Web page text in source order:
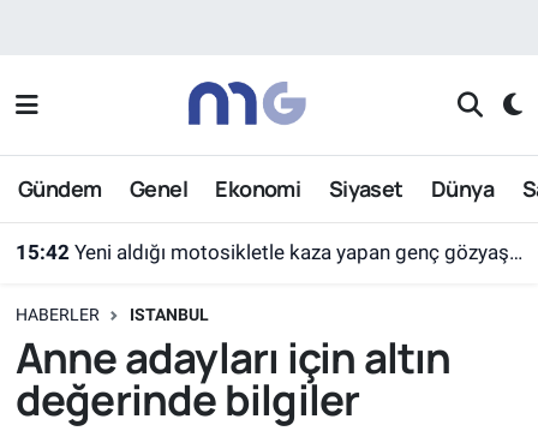
Gündem Genel Ekonomi Siyaset Dünya
15:42 Yeni aldığı motosikletle kaza yapan genç gözyaşları arasında toprağa verildi
HABERLER ISTANBUL
Anne adayları için altın
değerinde bilgiler
Nöbetçi Eczaneler
Hava Durumu
Süper Lig Puan Durumu ve Fikstür
Tüm Manşetler